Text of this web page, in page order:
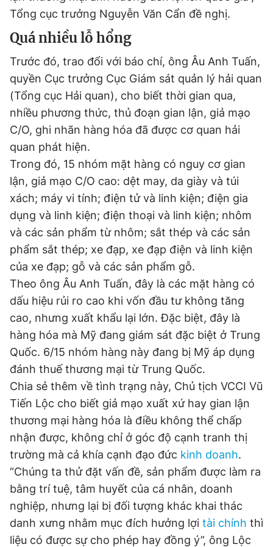
Tổng cục trưởng Nguyễn Văn Cẩn đề nghị.
Quá nhiều lỗ hổng
Trước đó, trao đổi với báo chí, ông Âu Anh Tuấn,
quyền Cục trưởng Cục Giám sát quản lý hải quan
(Tổng cục Hải quan), cho biết thời gian qua,
nhiều phương thức, thủ đoạn gian lận, giả mạo
C/O, ghi nhãn hàng hóa đã được cơ quan hải
quan phát hiện.
Trong đó, 15 nhóm mặt hàng có nguy cơ gian
lận, giả mạo C/O cao: dệt may, da giày và túi
xách; máy vi tính; điện tử và linh kiện; điện gia
dụng và linh kiện; điện thoại và linh kiện; nhôm
và các sản phẩm từ nhôm; sắt thép và các sản
phẩm sắt thép; xe đạp, xe đạp điện và linh kiện
của xe đạp; gỗ và các sản phẩm gỗ.
Theo ông Âu Anh Tuấn, đây là các mặt hàng có
dấu hiệu rủi ro cao khi vốn đầu tư không tăng
cao, nhưng xuất khẩu lại lớn. Đặc biệt, đây là
hàng hóa mà Mỹ đang giám sát đặc biệt ở Trung
Quốc. 6/15 nhóm hàng này đang bị Mỹ áp dụng
đánh thuế thương mại từ Trung Quốc.
Chia sẻ thêm về tình trạng này, Chủ tịch VCCI Vũ
Tiến Lộc cho biết giả mạo xuất xứ hay gian lận
thương mại hàng hóa là điều không thể chấp
nhận được, không chỉ ở góc độ cạnh tranh thị
trường mà cả khía cạnh đạo đức kinh doanh.
“Chúng ta thử đặt vấn đề, sản phẩm được làm ra
bằng trí tuệ, tâm huyết của cá nhân, doanh
nghiệp, nhưng lại bị đối tượng khác khai thác
danh xưng nhằm mục đích hưởng lợi tài chính thì
liệu có được sự cho phép hay đồng ý”, ông Lộc